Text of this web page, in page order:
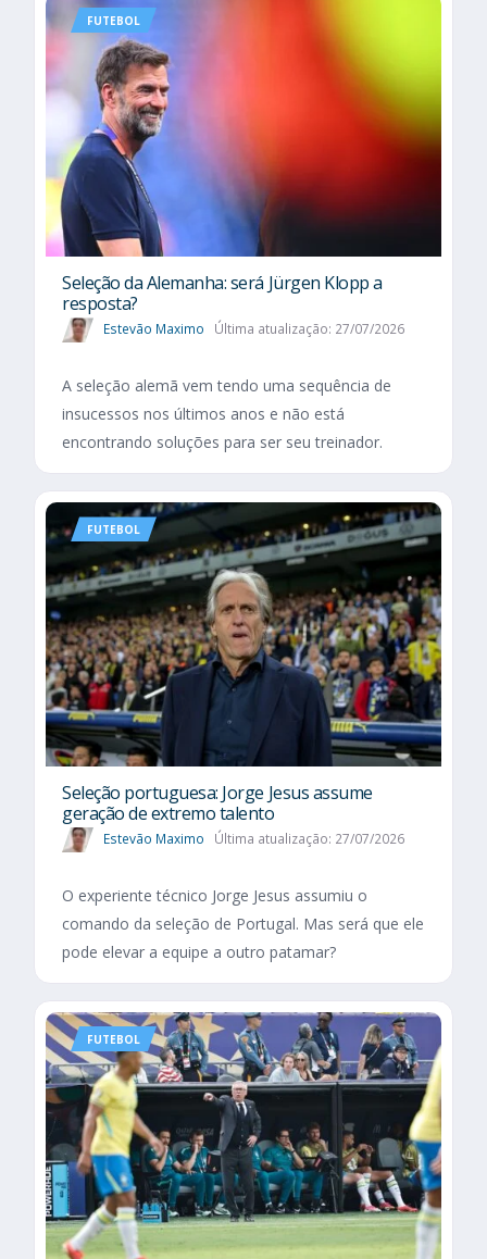
FUTEBOL
Seleção da Alemanha: será Jürgen Klopp a
resposta?
Estevão Maximo Última atualização: 27/07/2026
A seleção alemã vem tendo uma sequência de
insucessos nos últimos anos e não está
encontrando soluções para ser seu treinador.
FUTEBOL
Seleção portuguesa: Jorge Jesus assume
geração de extremo talento
Estevão Maximo Última atualização: 27/07/2026
O experiente técnico Jorge Jesus assumiu o
comando da seleção de Portugal. Mas será que ele
pode elevar a equipe a outro patamar?
FUTEBOL